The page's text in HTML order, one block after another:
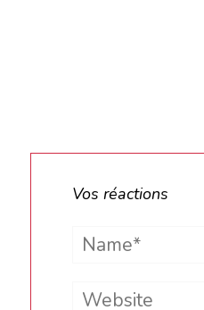
Vos réactions
Name*
Website